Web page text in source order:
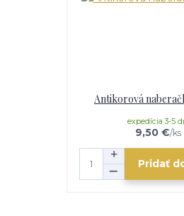
Antikorová
9,50 €/ks
expedícia 3-5
Pridať